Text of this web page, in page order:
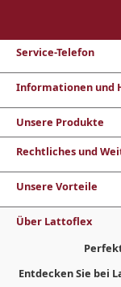
Service-Telefon
Informationen und
Unsere Produkte
Rechtliches und
Unsere Vorteile
Über Lattoflex
Entdecken Sie bei